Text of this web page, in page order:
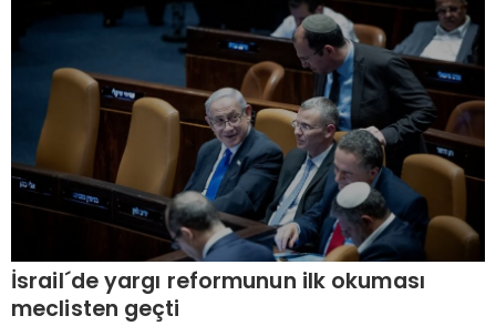
İsrail´de yargı reformunun ilk okuması
meclisten geçti